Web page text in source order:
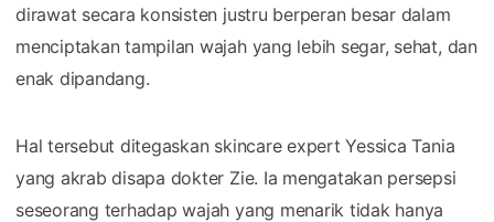
dirawat secara konsisten justru berperan besar dalam
menciptakan tampilan wajah yang lebih segar, sehat, dan
enak dipandang.
Hal tersebut ditegaskan skincare expert Yessica Tania
yang akrab disapa dokter Zie. Ia mengatakan persepsi
seseorang terhadap wajah yang menarik tidak hanya